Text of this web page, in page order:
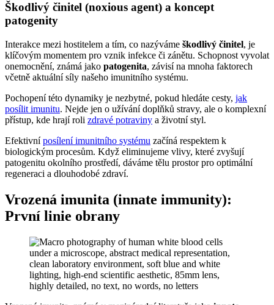
Škodlivý činitel (noxious agent) a koncept
patogenity
Interakce mezi hostitelem a tím, co nazýváme škodlivý činitel, je
klíčovým momentem pro vznik infekce či zánětu. Schopnost vyvolat
onemocnění, známá jako patogenita, závisí na mnoha faktorech
včetně aktuální síly našeho imunitního systému.
Pochopení této dynamiky je nezbytné, pokud hledáte cesty, jak
posílit imunitu. Nejde jen o užívání doplňků stravy, ale o komplexní
přístup, kde hrají roli zdravé potraviny a životní styl.
Efektivníposílení imunitního systému začíná respektem k
biologickým procesům. Když eliminujeme vlivy, které zvyšují
patogenitu okolního prostředí, dáváme tělu prostor pro optimální
regeneraci a dlouhodobé zdraví.
Vrozená imunita (innate immunity):
První linie obrany